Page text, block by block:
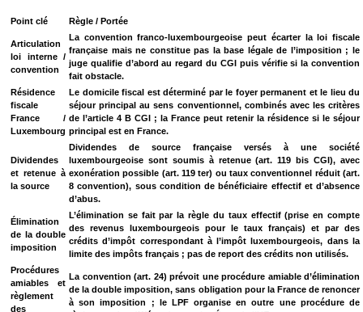
Point clé Règle / Portée
Articulation
loi interne /
convention
La convention franco‑luxembourgeoise peut écarter la loi fiscale
française mais ne constitue pas la base légale de l’imposition ; le
juge qualifie d’abord au regard du CGI puis vérifie si la convention
fait obstacle.
Résidence
fiscale
France /
Luxembourg
Le domicile fiscal est déterminé par le foyer permanent et le lieu du
séjour principal au sens conventionnel, combinés avec les critères
de l’article 4 B CGI ; la France peut retenir la résidence si le séjour
principal est en France.
Dividendes
et retenue à
la source
Dividendes de source française versés à une société
luxembourgeoise sont soumis à retenue (art. 119 bis CGI), avec
exonération possible (art. 119 ter) ou taux conventionnel réduit (art.
8 convention), sous condition de bénéficiaire effectif et d’absence
d’abus.
Élimination
de la double
imposition
L’élimination se fait par la règle du taux effectif (prise en compte
des revenus luxembourgeois pour le taux français) et par des
crédits d’impôt correspondant à l’impôt luxembourgeois, dans la
limite des impôts français ; pas de report des crédits non utilisés.
Procédures
amiables et
règlement
des
La convention (art. 24) prévoit une procédure amiable d’élimination
de la double imposition, sans obligation pour la France de renoncer
à son imposition ; le LPF organise en outre une procédure de